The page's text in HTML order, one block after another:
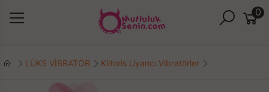
0
LÜKS VİBRATÖR Klitoris Uyarıcı Vibratörler